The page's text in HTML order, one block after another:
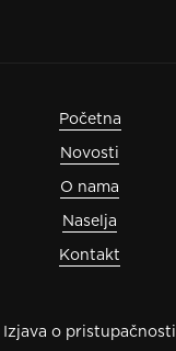
Početna
Novosti
O nama
Naselja
Kontakt
Izjava o pristupačnosti